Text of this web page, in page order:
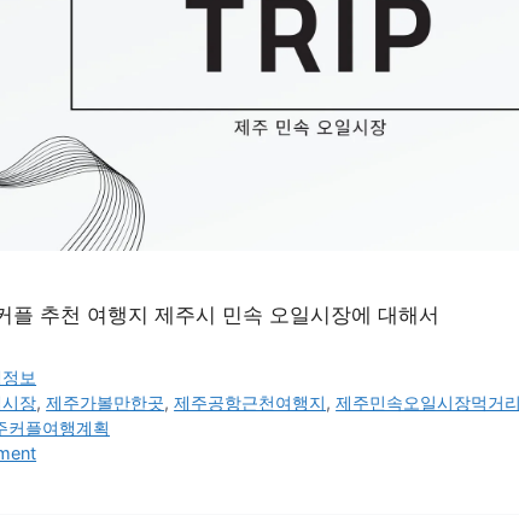
플 추천 여행지 제주시 민속 오일시장에 대해서
보
장,제주가볼만한곳,제주공항근천여행지,제주민속오일시장먹거리
커플여행계획